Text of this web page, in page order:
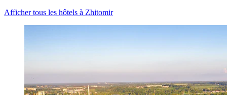
Afficher tous les hôtels à Zhitomir